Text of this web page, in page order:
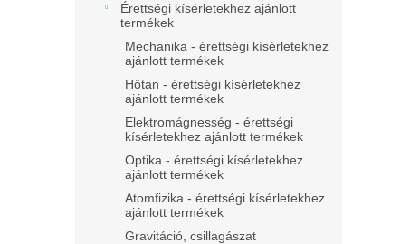
Érettségi kísérletekhez ajánlott
termékek
Mechanika - érettségi kísérletekhez
ajánlott termékek
Hőtan - érettségi kísérletekhez
ajánlott termékek
Elektromágnesség - érettségi
kísérletekhez ajánlott termékek
Optika - érettségi kísérletekhez
ajánlott termékek
Atomfizika - érettségi kísérletekhez
ajánlott termékek
Gravitáció, csillagászat